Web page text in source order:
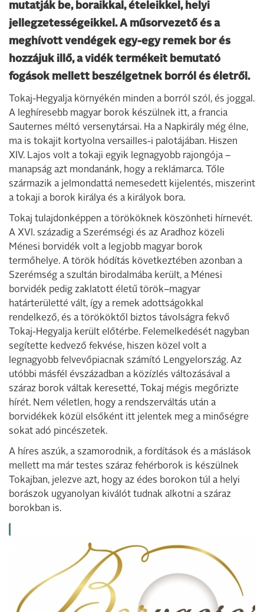
mutatják be, boraikkal, ételeikkel, helyi
jellegzetességeikkel. A műsorvezető és a
meghívott vendégek egy-egy remek bor és
hozzájuk illő, a vidék termékeit bemutató
fogások mellett beszélgetnek borról és életről.
Tokaj-Hegyalja környékén minden a borról szól, és joggal.
A leghíresebb magyar borok készülnek itt, a francia
Sauternes méltó versenytársai. Ha a Napkirály még élne,
ma is tokajit kortyolna versailles-i palotájában. Hiszen
XIV. Lajos volt a tokaji egyik legnagyobb rajongója –
manapság azt mondanánk, hogy a reklámarca. Tőle
származik a jelmondattá nemesedett kijelentés, miszerint
a tokaji a borok királya és a királyok bora.
Tokaj tulajdonképpen a törököknek köszönheti hírnevét.
A XVI. századig a Szerémségi és az Aradhoz közeli
Ménesi borvidék volt a legjobb magyar borok
termőhelye. A török hódítás következtében azonban a
Szerémség a szultán birodalmába került, a Ménesi
borvidék pedig zaklatott életű török–magyar
határterületté vált, így a remek adottságokkal
rendelkező, és a törököktől biztos távolságra fekvő
Tokaj-Hegyalja került előtérbe. Felemelkedését nagyban
segítette kedvező fekvése, hiszen közel volt a
legnagyobb felvevőpiacnak számító Lengyelország. Az
utóbbi másfél évszázadban a közízlés változásával a
száraz borok váltak keresetté, Tokaj mégis megőrizte
hírét. Nem véletlen, hogy a rendszerváltás után a
borvidékek közül elsőként itt jelentek meg a minőségre
sokat adó pincészetek.
A híres aszúk, a szamorodnik, a fordítások és a máslások
mellett ma már testes száraz fehérborok is készülnek
Tokajban, jelezve azt, hogy az édes borokon túl a helyi
borászok ugyanolyan kiválót tudnak alkotni a száraz
borokban is.